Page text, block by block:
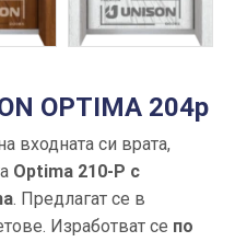
OPTIMA 204p
входната си врата,
Optima 210-P с
. Предлагат се в
Изработват се по